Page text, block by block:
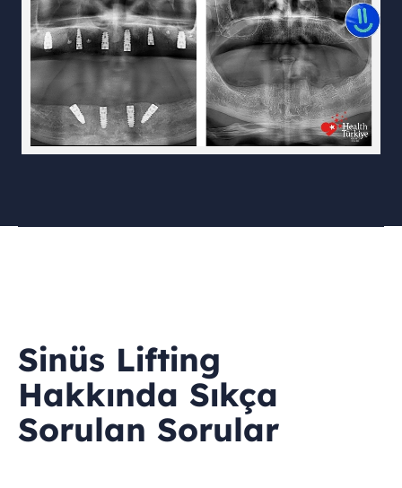
Sinüs Lifting
Hakkında Sıkça
Sorulan Sorular